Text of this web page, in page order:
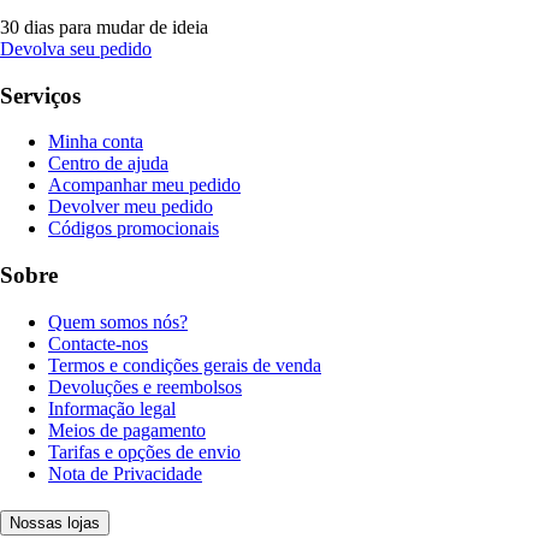
30 dias para mudar de ideia
Devolva seu pedido
Serviços
Minha conta
Centro de ajuda
Acompanhar meu pedido
Devolver meu pedido
Códigos promocionais
Sobre
Quem somos nós?
Contacte-nos
Termos e condições gerais de venda
Devoluções e reembolsos
Informação legal
Meios de pagamento
Tarifas e opções de envio
Nota de Privacidade
Nossas lojas